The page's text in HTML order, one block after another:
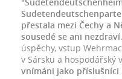
přestala mezi Čechy a
sousedé se ani nezdraví
úspěchy, vstup
v Sársku a hospodářský
vnímáni jako příslušníci